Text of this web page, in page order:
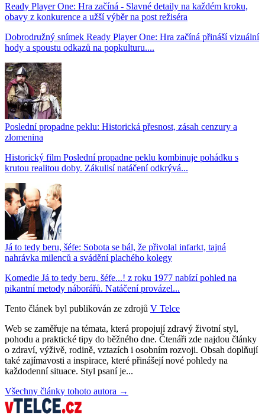
Ready Player One: Hra začíná - Slavné detaily na každém kroku,
obavy z konkurence a užší výběr na post režiséra
Dobrodružný snímek Ready Player One: Hra začíná přináší vizuální
hody a spoustu odkazů na popkulturu....
Poslední propadne peklu: Historická přesnost, zásah cenzury a
zlomenina
Historický film Poslední propadne peklu kombinuje pohádku s
krutou realitou doby. Zákulisí natáčení odkrývá...
Já to tedy beru, šéfe: Sobota se bál, že přivolal infarkt, tajná
nahrávka milenců a svádění plachého kolegy
Komedie Já to tedy beru, šéfe...! z roku 1977 nabízí pohled na
pikantní metody náborářů. Natáčení provázel...
Tento článek byl publikován ze zdrojů V Telce
Web se zaměřuje na témata, která propojují zdravý životní styl,
pohodu a praktické tipy do běžného dne. Čtenáři zde najdou články
o zdraví, výživě, rodině, vztazích i osobním rozvoji. Obsah doplňují
také zajímavosti a inspirace, které přinášejí nové pohledy na
každodenní situace. Styl psaní je...
Všechny články tohoto autora →